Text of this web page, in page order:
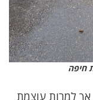
חיפה
למרות עוצמת